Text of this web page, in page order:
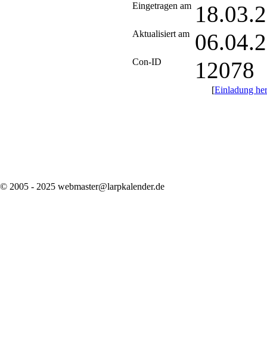
Eingetragen am
Aktualisiert am
Con-ID 12078
[Einladung
© 2005 - 2025 webmaster@larpkalender.de